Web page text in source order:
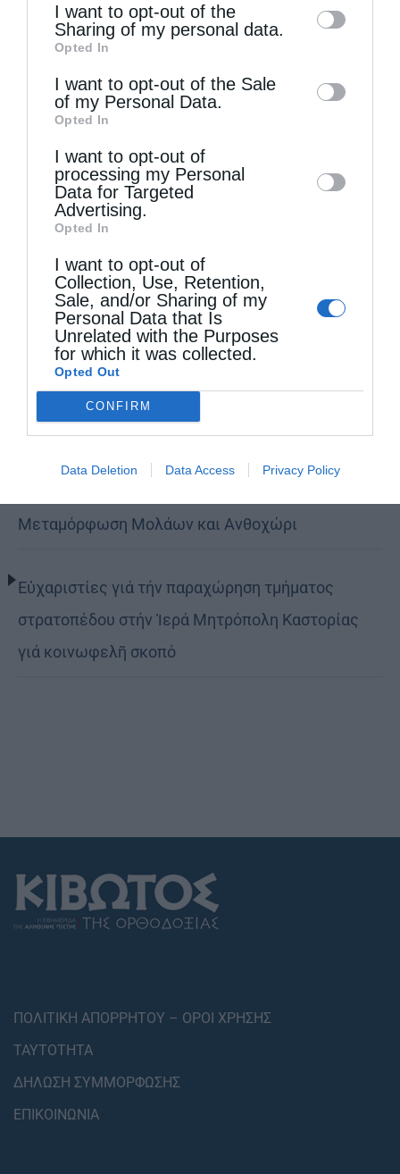
information by third parties on the IAB’s list
of downstream participants. This
information may also be disclosed by us to
third parties on theIAB’s List of
Downstream Participants
disclose it to other third parties.
I want to opt-out of the
Sharing of my personal data.
Opted In
I want to opt-out of the Sale
of my Personal Data.
Opted In
I want to opt-out of
processing my Personal
Data for Targeted
Advertising.
Opted In
I want to opt-out of
Collection, Use, Retention,
Sale, and/or Sharing of my
Personal Data that Is
Unrelated with the Purposes
for which it was collected.
Opted Out
CONFIRM
Data Deletion Data Access Privacy Policy
Τελευταία άρθρα
Σταυρό με δωρεά επιχειρησιακού εξοπλισμού για
την αντιμετώπιση των καταστροφικών
πυρκαγιών
Η “Κιβωτός της Ορθοδοξίας” σε όλα τα περίπτερα
Δημητριάδος Ιγνάτιος: «Η Παναγία μας δείχνει
τον δρόμο της ταπείνωσης και της σιωπής»
(ΦΩΤΟ)
Μεταμόρφωση Μολάων και Ανθοχώρι
Εὐχαριστίες γιά τήν παραχώρηση τμήματος
στρατοπέδου στήν Ἱερά Μητρόπολη Καστορίας
γιά κοινωφελῆ σκοπό
ΠΟΛΙΤΙΚΗ ΑΠΟΡΡΗΤΟΥ – ΟΡΟΙ ΧΡΗΣΗΣ
ΤΑΥΤΟΤΗΤΑ
ΔΗΛΩΣΗ ΣΥΜΜΟΡΦΩΣΗΣ
ΕΠΙΚΟΙΝΩΝΙΑ